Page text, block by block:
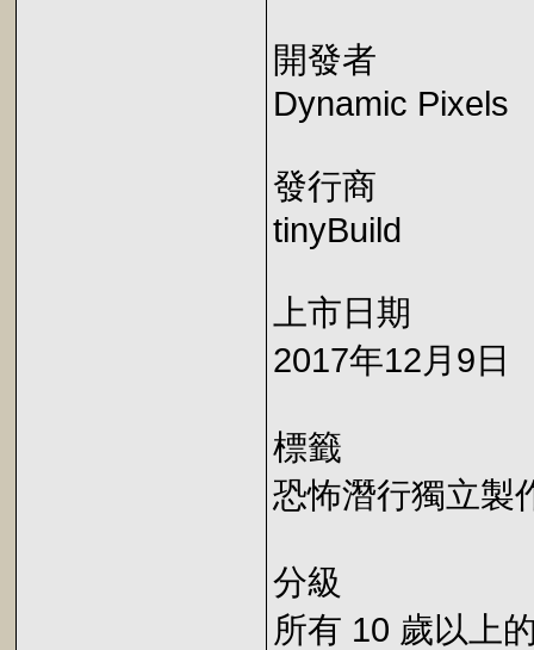
開發者
Dynamic Pixels
發行商
tinyBuild
上市日期
2017年12月9日
標籤
恐怖潛行獨立製
分級
所有 10 歲以上